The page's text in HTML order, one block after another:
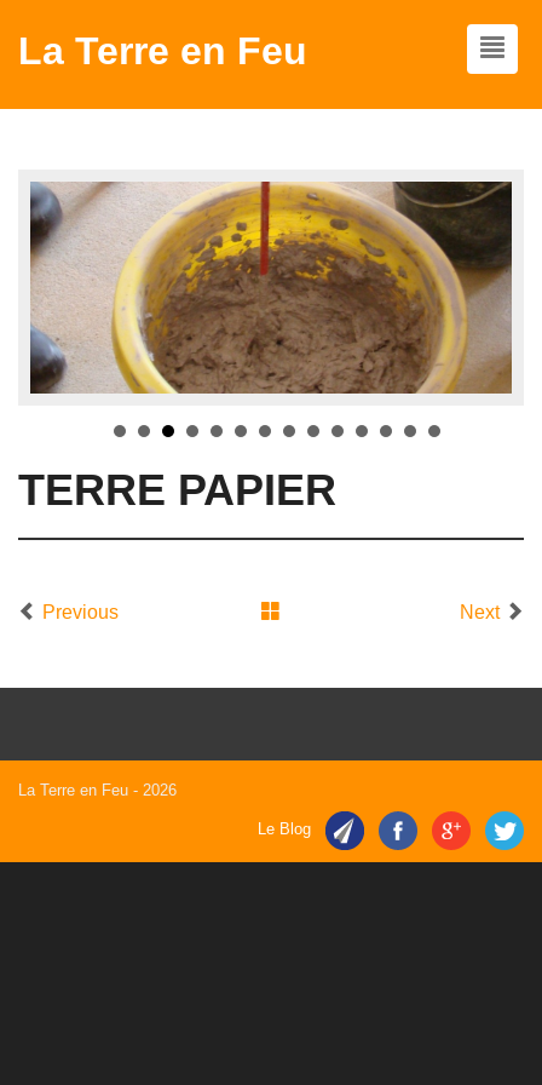
La Terre en Feu
TERRE PAPIER
Previous Next
La Terre en Feu - 2026
Le Blog